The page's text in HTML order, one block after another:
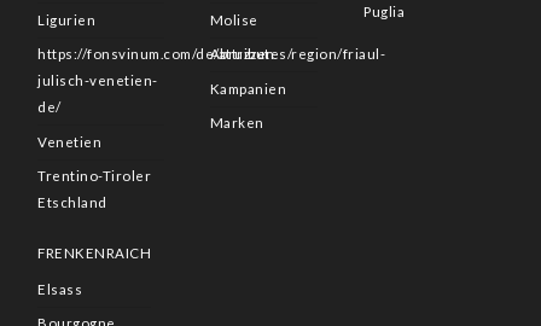
Ligurien
https://fonsvinum.com/de/attributes/region/friaul-
julisch-venetien-
de/
Venetien
Trentino-Tiroler
Etschland
Molise
Abruzzen
Kampanien
Marken
Puglia
FRENKENRAICH
Elsass